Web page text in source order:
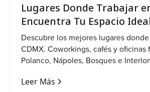
Lugares Donde Trabajar
Encuentra Tu Espacio
Descubre los mejores lugares
CDMX. Coworkings, cafés y oficinas
Polanco, Nápoles, Bosques e
Leer Más